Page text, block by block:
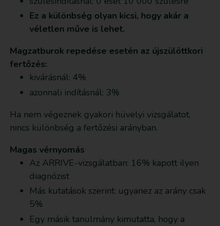
Ez a különbség olyan kicsi, hogy akár a
véletlen műve is lehet.
Magzatburok repedése esetén az újszülöttkori
fertőzés:
kivárásnál: 4%
azonnali indításnál: 3%
Ha nem végeznek gyakori hüvelyi vizsgálatot,
nincs különbség a fertőzési arányban.
Magas vérnyomás
Az ARRIVE-vizsgálatban: 16% kapott ilyen
diagnózist
Más kutatások szerint: ugyanez az arány csak
5%
Egy másik tanulmány kimutatta, hogy a